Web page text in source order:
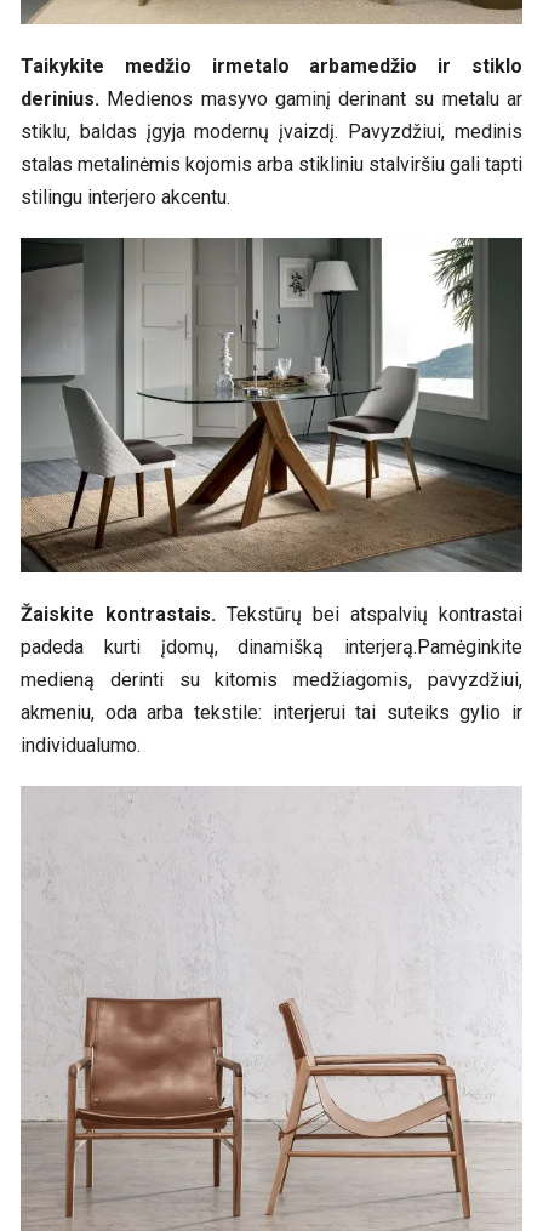
Taikykite medžio irmetalo arbamedžio ir stiklo
derinius. Medienos masyvo gaminį derinant su metalu ar
stiklu, baldas įgyja modernų įvaizdį. Pavyzdžiui, medinis
stalas metalinėmis kojomis arba stikliniu stalviršiu gali tapti
stilingu interjero akcentu.
Žaiskite kontrastais. Tekstūrų bei atspalvių kontrastai
padeda kurti įdomų, dinamišką interjerą.Pamėginkite
medieną derinti su kitomis medžiagomis, pavyzdžiui,
akmeniu, oda arba tekstile: interjerui tai suteiks gylio ir
individualumo.